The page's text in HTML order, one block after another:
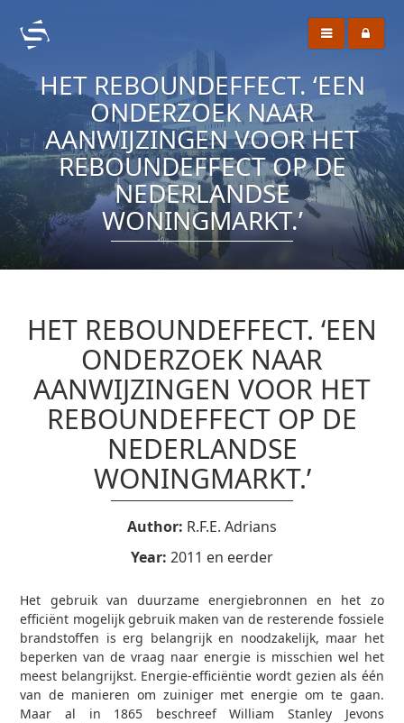
HET REBOUNDEFFECT. ‘EEN
ONDERZOEK NAAR
AANWIJZINGEN VOOR HET
REBOUNDEFFECT OP DE
NEDERLANDSE
WONINGMARKT.’
HET REBOUNDEFFECT. ‘EEN
ONDERZOEK NAAR
AANWIJZINGEN VOOR HET
REBOUNDEFFECT OP DE
NEDERLANDSE
WONINGMARKT.’
Author: R.F.E. Adrians
Year: 2011 en eerder
Het gebruik van duurzame energiebronnen en het zo
efficiënt mogelijk gebruik maken van de resterende fossiele
brandstoffen is erg belangrijk en noodzakelijk, maar het
beperken van de vraag naar energie is misschien wel het
meest belangrijkst. Energie-efficiëntie wordt gezien als één
van de manieren om zuiniger met energie om te gaan.
Maar al in 1865 beschreef William Stanley Jevons